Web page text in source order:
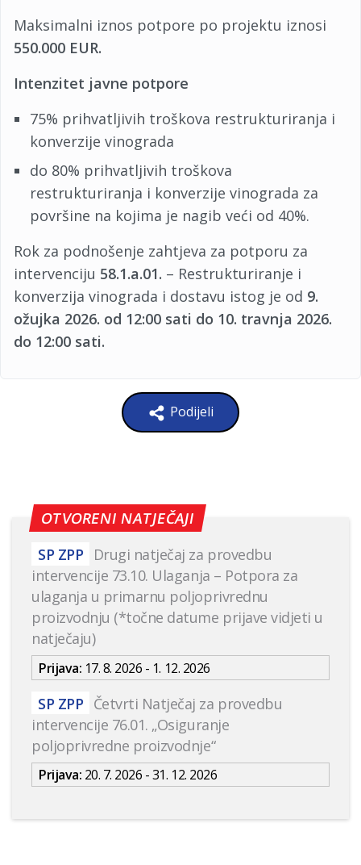
Maksimalni iznos potpore po projektu iznosi
550.000 EUR.
Intenzitet javne potpore
75% prihvatljivih troškova restrukturiranja i
konverzije vinograda
do 80% prihvatljivih troškova
restrukturiranja i konverzije vinograda za
površine na kojima je nagib veći od 40%.
Rok za podnošenje zahtjeva za potporu za
intervenciju 58.1.a.01. – Restrukturiranje i
konverzija vinograda i dostavu istog je od 9.
ožujka 2026. od 12:00 sati do 10. travnja 2026.
do 12:00 sati.
Podijeli
OTVORENI NATJEČAJI
SP ZPP
Drugi natječaj za provedbu
intervencije 73.10. Ulaganja – Potpora za
ulaganja u primarnu poljoprivrednu
proizvodnju (*točne datume prijave vidjeti u
natječaju)
Prijava: 17. 8. 2026 - 1. 12. 2026
SP ZPP Četvrti Natječaj za provedbu
intervencije 76.01. „Osiguranje
poljoprivredne proizvodnje“
Prijava: 20. 7. 2026 - 31. 12. 2026